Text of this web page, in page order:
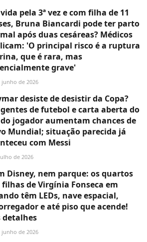
pela 3ª vez e com filha de 11
Bruna Biancardi pode ter parto
após duas cesáreas? Médicos
'O principal risco é a ruptura
que é rara, mas
grave'
junho de 2026
desiste de desistir da Copa?
de futebol e carta aberta do
jogador aumentam chances de
Mundial; situação parecida já
com Messi
de 2026
Disney, nem parque: os quartos
filhas de Virgínia Fonseca em
têm LEDs, nave espacial,
e até piso que acende!
detalhes
junho de 2026